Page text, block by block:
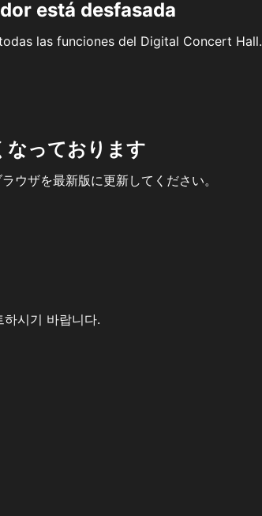
está desfasada
las funciones del Digital Concert Hall.
なっております
ウザを最新版に更新してください。
시기 바랍니다.